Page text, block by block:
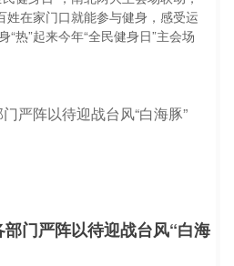
姓在家门口就能参与健身，感受运
热”起来今年“全民健身日”主会场
门严阵以待迎战台风“白海